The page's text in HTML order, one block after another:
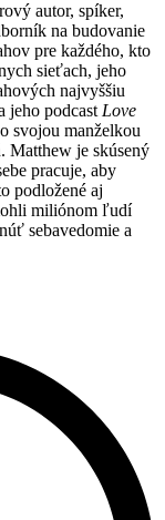
autor, spíker,
na budovanie
pre každého, kto
sieťach, jeho
najvyššiu
jeho podcast Love
svojou manželkou
Matthew je skúsený
pracuje, aby
podložené aj
miliónom ľudí
sebavedomie a